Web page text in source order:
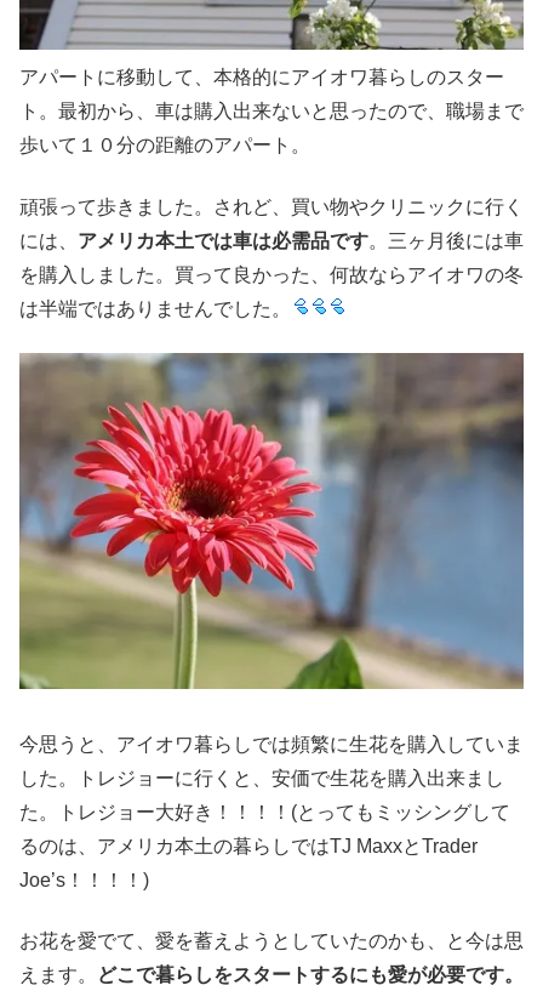
アパートに移動して、本格的にアイオワ暮らしのスター
ト。最初から、車は購入出来ないと思ったので、職場まで
歩いて１０分の距離のアパート。
頑張って歩きました。されど、買い物やクリニックに行く
には、 アメリカ本土では車は必需品です。三ヶ月後には車
を購入しました。買って良かった、何故ならアイオワの冬
は半端ではありませんでした。
今思うと、アイオワ暮らしでは頻繁に生花を購入していま
した。トレジョーに行くと、安価で生花を購入出来まし
た。トレジョー大好き！！！！(とってもミッシングして
るのは、アメリカ本土の暮らしではTJ MaxxとTrader
Joe’s！！！！)
お花を愛でて、愛を蓄えようとしていたのかも、と今は思
えます。
どこで暮らしをスタートするにも愛が必要です。